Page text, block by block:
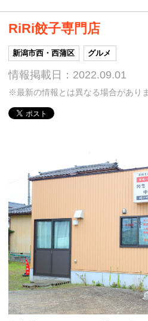
RiRi餃子専門店
新潟市西・西蒲区 グルメ
情報掲載日：2022.09.01
※最新の情報とは異なる場合があり